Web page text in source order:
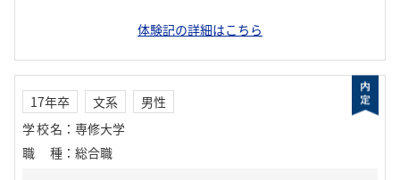
体験記の詳細はこちら
17年卒 文系
男性
学校名 ： 専修大学
職種 ： 総合職